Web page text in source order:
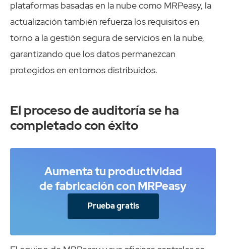
plataformas basadas en la nube como MRPeasy, la
actualización también refuerza los requisitos en
torno a la gestión segura de servicios en la nube,
garantizando que los datos permanezcan
protegidos en entornos distribuidos.
El proceso de auditoría se ha
completado con éxito
Aumenta tu productividad
de fabricación con MRPeasy
Prueba gratis